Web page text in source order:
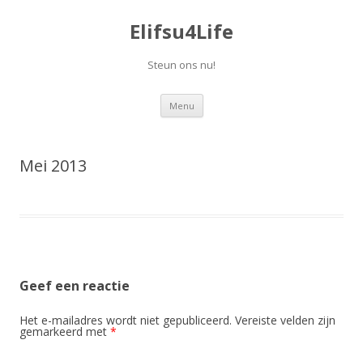
Elifsu4Life
Steun ons nu!
Menu Spring
inhoud
Mei 2013
Geef een reactie
Het e-mailadres wordt niet gepubliceerd. Vereiste velden zijn
gemarkeerd met *